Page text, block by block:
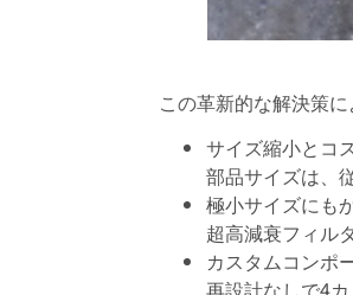
この革新的な解決策
サイズ縮小とコ
部品サイズは、
極小サイズにも
超高減衰フィル
カスタムコンポ